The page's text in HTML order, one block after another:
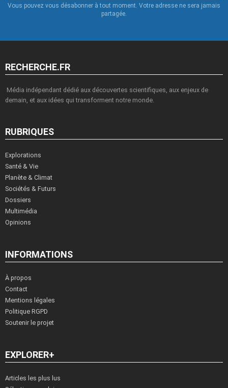
Vous pouvez vous désabonner à tout moment. Votre adresse ne sera jamais
partagée.
RECHERCHE.FR
Média indépendant dédié aux découvertes scientifiques, aux enjeux de
demain, et aux idées qui transforment notre monde.
RUBRIQUES
Explorations
Santé & Vie
Planète & Climat
Sociétés & Futurs
Dossiers
Multimédia
Opinions
INFORMATIONS
À propos
Contact
Mentions légales
Politique RGPD
Soutenir le projet
EXPLORER+
Articles les plus lus